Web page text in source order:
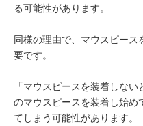
る可能性があります。
同様の理由で、マウスピー
要です。
「マウスピースを装着しな
のマウスピースを装着し始め
てしまう可能性があります。